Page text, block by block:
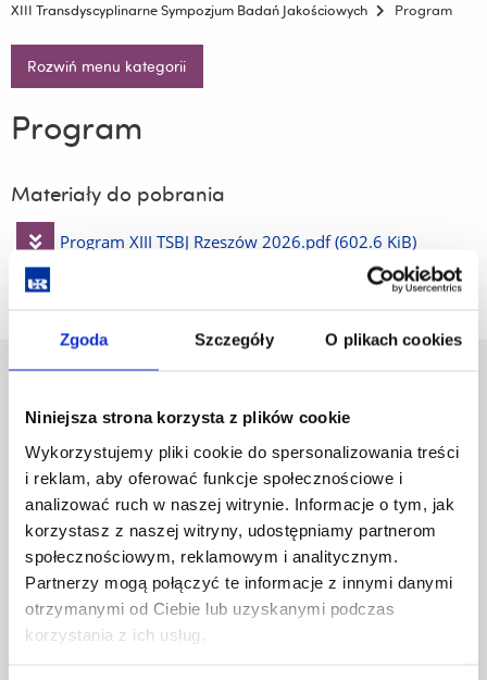
Zgoda Szczegóły O plikach cookies
Niniejsza strona korzysta z plików cookie
Wykorzystujemy pliki cookie do spersonalizowania treści
i reklam, aby oferować funkcje społecznościowe i
analizować ruch w naszej witrynie. Informacje o tym, jak
korzystasz z naszej witryny, udostępniamy partnerom
społecznościowym, reklamowym i analitycznym.
Partnerzy mogą połączyć te informacje z innymi danymi
otrzymanymi od Ciebie lub uzyskanymi podczas
korzystania z ich usług.
XIII Transdyscyplinarne Sympozjum Badań Jakościowych
Program
Rozwiń menu kategorii
Program
Materiały do pobrania
Pobierz
Program XIII TSBJ Rzeszów 2026.pdf (602.6 KiB)
Al. Tadeusza Rejtana 16C
Pomiń
nawigację
przejdź
do
treści
Polityka prywatności
Mapa serwisu
Biblioteka
Wydawnictwo
Covid info
Studia podyplomowe
Praca na UR